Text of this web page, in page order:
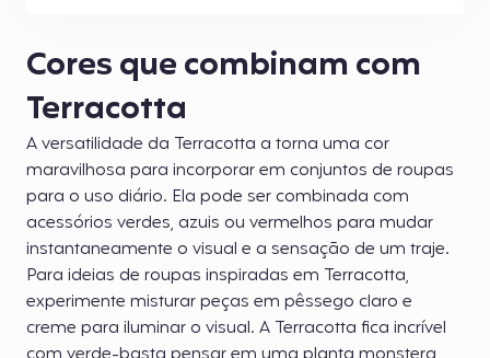
Cores que combinam com
Terracotta
A versatilidade da Terracotta a torna uma cor
maravilhosa para incorporar em conjuntos de roupas
para o uso diário. Ela pode ser combinada com
acessórios verdes, azuis ou vermelhos para mudar
instantaneamente o visual e a sensação de um traje.
Para ideias de roupas inspiradas em Terracotta,
experimente misturar peças em pêssego claro e
creme para iluminar o visual. A Terracotta fica incrível